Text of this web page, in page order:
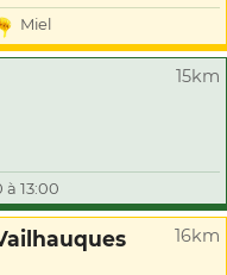
Miel
15km
à 13:00
16km